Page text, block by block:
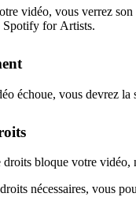
vidéo, vous verrez son
Spotify for Artists.
échoue, vous devrez la
droits bloque votre vidéo,
nécessaires, vous